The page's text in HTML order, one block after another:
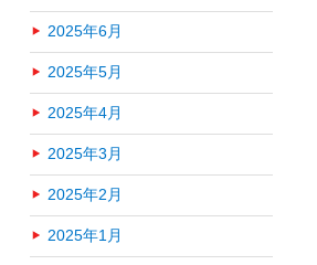
2025年6月
2025年5月
2025年4月
2025年3月
2025年2月
2025年1月